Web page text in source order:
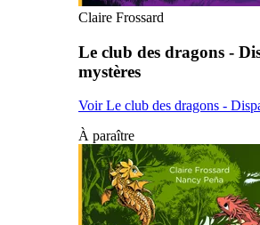
Claire Frossard
Le club des dragons -
mystères
Voir Le club des dragons -
À paraître